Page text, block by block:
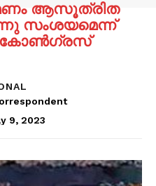
ആസൂത്രിത
സംശയമെന്ന്
കോൺഗ്രസ്
9, 2023